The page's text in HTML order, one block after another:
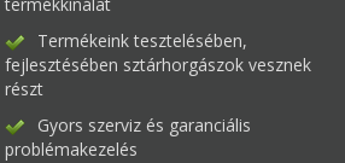
termékkínálat
Termékeink tesztelésében,
fejlesztésében sztárhorgászok vesznek
részt
Gyors szerviz és garanciális
problémakezelés